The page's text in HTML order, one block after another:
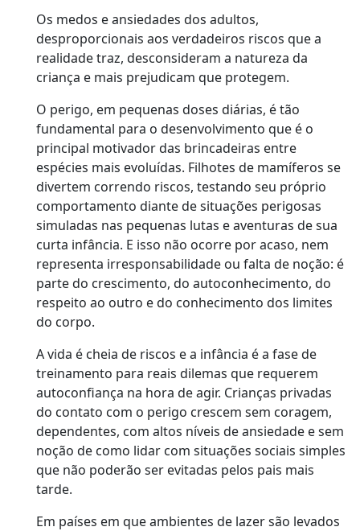
Os medos e ansiedades dos adultos,
desproporcionais aos verdadeiros riscos que a
realidade traz, desconsideram a natureza da
criança e mais prejudicam que protegem.
O perigo, em pequenas doses diárias, é tão
fundamental para o desenvolvimento que é o
principal motivador das brincadeiras entre
espécies mais evoluídas. Filhotes de mamíferos se
divertem correndo riscos, testando seu próprio
comportamento diante de situações perigosas
simuladas nas pequenas lutas e aventuras de sua
curta infância. E isso não ocorre por acaso, nem
representa irresponsabilidade ou falta de noção: é
parte do crescimento, do autoconhecimento, do
respeito ao outro e do conhecimento dos limites
do corpo.
A vida é cheia de riscos e a infância é a fase de
treinamento para reais dilemas que requerem
autoconfiança na hora de agir. Crianças privadas
do contato com o perigo crescem sem coragem,
dependentes, com altos níveis de ansiedade e sem
noção de como lidar com situações sociais simples
que não poderão ser evitadas pelos pais mais
tarde.
Em países em que ambientes de lazer são levados